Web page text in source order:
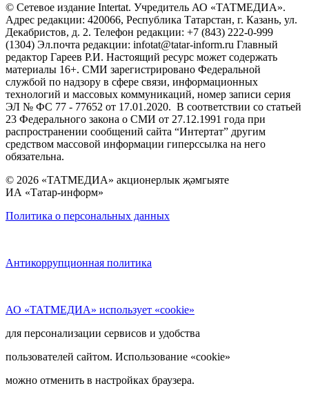
© Сетевое издание Intertat. Учредитель АО «ТАТМЕДИА».
Адрес редакции: 420066, Республика Татарстан, г. Казань, ул.
Декабристов, д. 2. Телефон редакции: +7 (843) 222-0-999
(1304) Эл.почта редакции: infotat@tatar-inform.ru Главный
редактор Гареев Р.И. Настоящий ресурс может содержать
материалы 16+. СМИ зарегистрировано Федеральной
службой по надзору в сфере связи, информационных
технологий и массовых коммуникаций, номер записи серия
ЭЛ № ФС 77 - 77652 от 17.01.2020. В соответствии со статьей
23 Федерального закона о СМИ от 27.12.1991 года при
распространении сообщений сайта “Интертат” другим
средством массовой информации гиперссылка на него
обязательна.
© 2026 «ТАТМЕДИА» акционерлык җәмгыяте
ИА «Татар-информ»
Политика о персональных данных
Антикоррупционная политика
АО «ТАТМЕДИА» использует «cookie»
для персонализации сервисов и удобства
пользователей сайтом. Использование «cookie»
можно отменить в настройках браузера.